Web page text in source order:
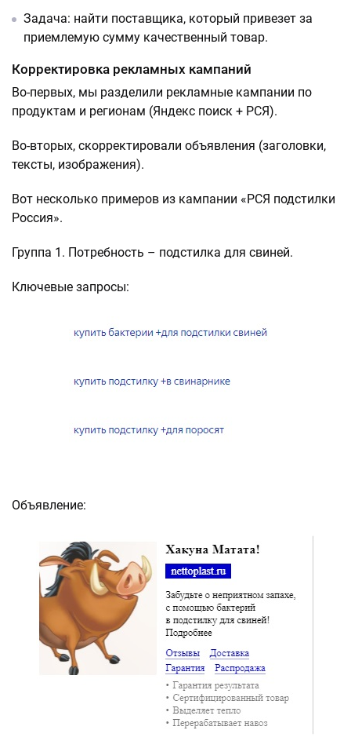
Задача: найти поставщика, который привезет за
приемлемую сумму качественный товар.
Корректировка рекламных кампаний
Во-первых, мы разделили рекламные кампании по
продуктам и регионам (Яндекс поиск + РСЯ).
Во-вторых, скорректировали объявления (заголовки,
тексты, изображения).
Вот несколько примеров из кампании «РСЯ подстилки
Россия».
Группа 1. Потребность – подстилка для свиней.
Ключевые запросы:
Объявление: